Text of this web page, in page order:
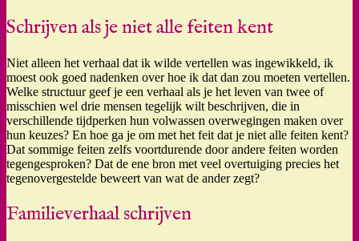
Schrijven als je niet alle feiten kent
Niet alleen het verhaal dat ik wilde vertellen was ingewikkeld, ik
moest ook goed nadenken over hoe ik dat dan zou moeten vertellen.
Welke structuur geef je een verhaal als je het leven van twee of
misschien wel drie mensen tegelijk wilt beschrijven, die in
verschillende tijdperken hun volwassen overwegingen maken over
hun keuzes? En hoe ga je om met het feit dat je niet alle feiten kent?
Dat sommige feiten zelfs voortdurende door andere feiten worden
tegengesproken? Dat de ene bron met veel overtuiging precies het
tegenovergestelde beweert van wat de ander zegt?
Familieverhaal schrijven